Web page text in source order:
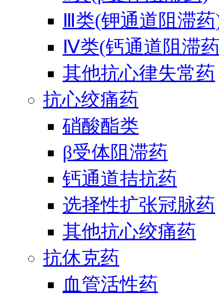
Ⅲ类(钾通道阻滞
Ⅳ类(钙通道阻滞
其他抗心律失常药
抗心绞痛药
硝酸酯类
β受体阻滞药
钙通道拮抗药
选择性扩张冠脉药
其他抗心绞痛药
抗休克药
血管活性药